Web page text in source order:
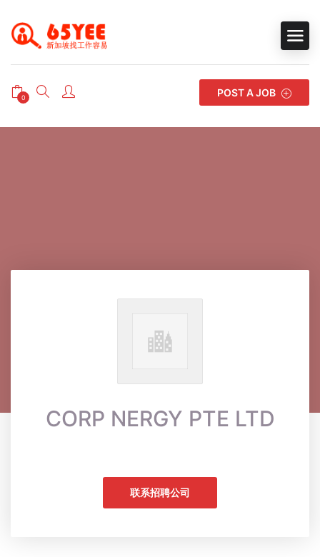
0 POST A JOB
CORP NERGY PTE LTD
联系招聘公司